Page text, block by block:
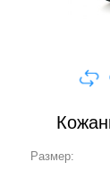
Размер: